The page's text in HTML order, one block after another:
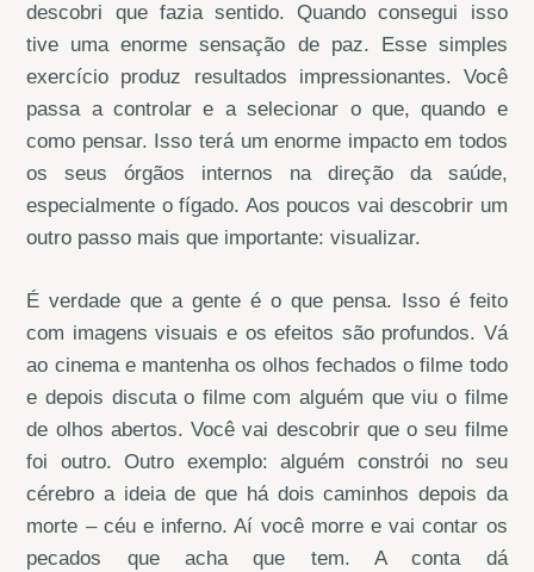
descobri que fazia sentido. Quando consegui isso
tive uma enorme sensação de paz. Esse simples
exercício produz resultados impressionantes. Você
passa a controlar e a selecionar o que, quando e
como pensar. Isso terá um enorme impacto em todos
os seus órgãos internos na direção da saúde,
especialmente o fígado. Aos poucos vai descobrir um
outro passo mais que importante: visualizar.
É verdade que a gente é o que pensa. Isso é feito
com imagens visuais e os efeitos são profundos. Vá
ao cinema e mantenha os olhos fechados o filme todo
e depois discuta o filme com alguém que viu o filme
de olhos abertos. Você vai descobrir que o seu filme
foi outro. Outro exemplo: alguém constrói no seu
cérebro a ideia de que há dois caminhos depois da
morte – céu e inferno. Aí você morre e vai contar os
pecados que acha que tem. A conta dá